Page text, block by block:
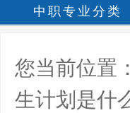
中职专业分类
您当前位置：
生计划是什